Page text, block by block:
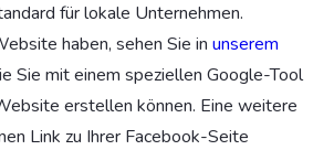
für lokale Unternehmen.
haben, sehen Sie in unserem
Sie mit einem speziellen Google-Tool
erstellen können. Eine weitere
Link zu Ihrer Facebook-Seite